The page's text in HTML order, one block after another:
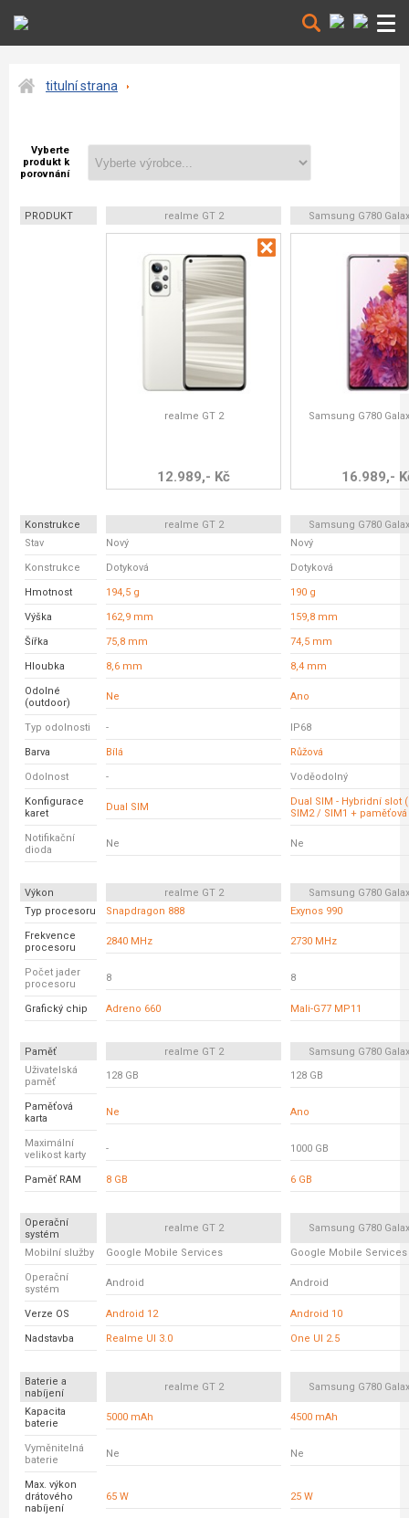
titulní strana
Vyberte
produkt k
porovnání
PRODUKT realme GT 2 Samsung G780
realme GT 2
12.989,- Kč
Samsung G780
16.989,-
Konstrukce realme GT 2
Samsung G780
Stav
Nový Nový
Konstrukce Dotyková Dotyková
Hmotnost 194,5 g 190 g
Výška 162,9 mm 159,8 mm
Šířka 75,8 mm 74,5 mm
Hloubka 8,6 mm 8,4 mm
Odolné
(outdoor)
Ne Ano
Typ odolnosti - IP68
Barva Bílá Růžová
Odolnost - Voděodolný
Konfigurace
karet
Dual SIM
Dual SIM - Hybridní slot
SIM2 / SIM1 + paměťová
Notifikační
dioda
Ne Ne
Výkon realme GT 2
Samsung G780
Typ procesoru
Snapdragon 888 Exynos 990
Frekvence
procesoru
2840 MHz 2730 MHz
Počet jader
procesoru
8 8
Grafický chip Adreno 660 Mali-G77 MP11
Paměť realme GT 2
Samsung G780
Uživatelská
paměť
128 GB 128 GB
Paměťová
karta
Ne Ano
Maximální
velikost karty
- 1000 GB
Paměť RAM 8 GB 6 GB
Operační
systém
realme GT 2 Samsung G780
Mobilní služby Google Mobile Services Google Mobile Services
Operační
systém
Android Android
Verze OS Android 12 Android 10
Nadstavba Realme UI 3.0 One UI 2.5
Baterie a
nabíjení
realme GT 2 Samsung G780
Kapacita
baterie
5000 mAh 4500 mAh
Vyměnitelná
baterie
Ne Ne
Max. výkon
drátového
nabíjení
65 W 25 W